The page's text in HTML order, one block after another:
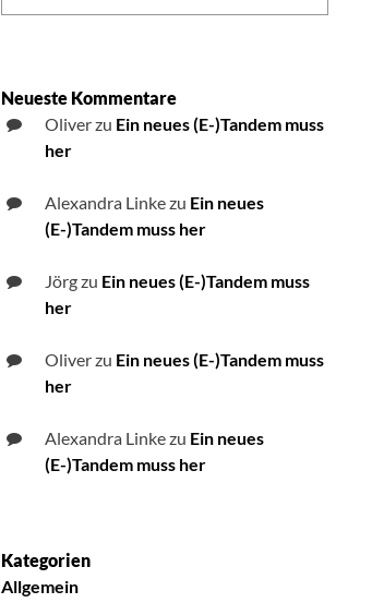
Neueste Kommentare
Oliverzu Ein neues (E-)Tandem muss
her
Alexandra Linkezu Ein neues
(E-)Tandem muss her
Jörgzu Ein neues (E-)Tandem muss
her
Oliverzu Ein neues (E-)Tandem muss
her
Alexandra Linkezu Ein neues
(E-)Tandem muss her
Kategorien
Allgemein